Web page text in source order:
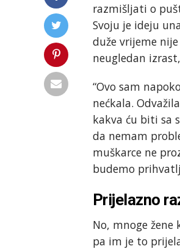
razmišljati o
Svoju je ideju
duže vrijeme
neugledan
“Ovo sam
nećkala.
kakva ću biti sa
da nemam
muškarce ne
budemo
Prijelazno
No, mnoge
pa im je to